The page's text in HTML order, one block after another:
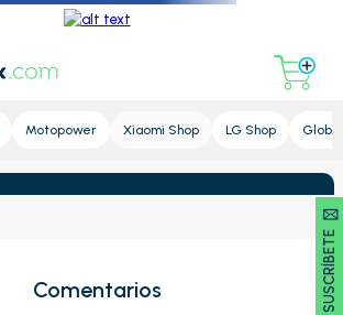
Motopower Xiaomi Shop LG Shop Global
SUSCRÍBETE 🖂
Comentarios